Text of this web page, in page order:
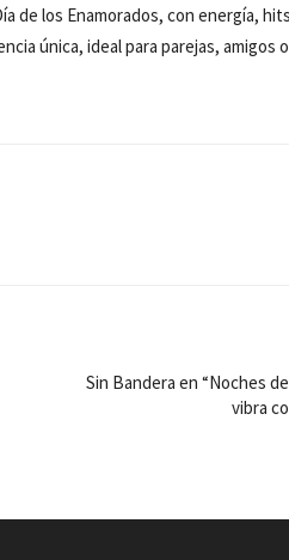
de los Enamorados, con energía,
única, ideal para parejas, amigos
Sin Bandera en “Noches
vibra